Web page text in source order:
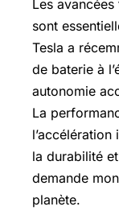
Les
sont
Tesla a
de baterie à
autonomie
La
la durabilité
demande
planète.